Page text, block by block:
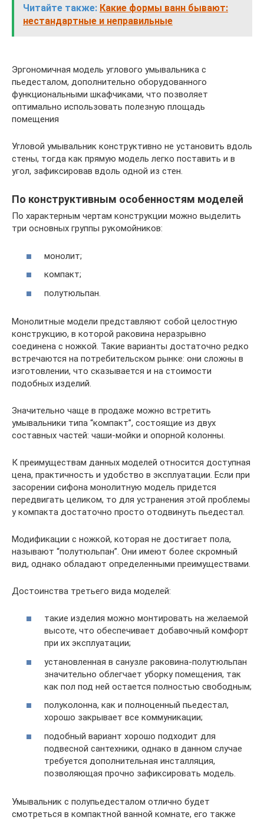
Читайте также: Какие формы ванн бывают:
нестандартные и неправильные
Эргономичная модель углового умывальника с
пьедесталом, дополнительно оборудованного
функциональными шкафчиками, что позволяет
оптимально использовать полезную площадь
помещения
Угловой умывальник конструктивно не установить вдоль
стены, тогда как прямую модель легко поставить и в
угол, зафиксировав вдоль одной из стен.
По конструктивным особенностям моделей
По характерным чертам конструкции можно выделить
три основных группы рукомойников:
монолит;
компакт;
полутюльпан.
Монолитные модели представляют собой целостную
конструкцию, в которой раковина неразрывно
соединена с ножкой. Такие варианты достаточно редко
встречаются на потребительском рынке: они сложны в
изготовлении, что сказывается и на стоимости
подобных изделий.
Значительно чаще в продаже можно встретить
умывальники типа “компакт”, состоящие из двух
составных частей: чаши-мойки и опорной колонны.
К преимуществам данных моделей относится доступная
цена, практичность и удобство в эксплуатации. Если при
засорении сифона монолитную модель придется
передвигать целиком, то для устранения этой проблемы
у компакта достаточно просто отодвинуть пьедестал.
Модификации с ножкой, которая не достигает пола,
называют “полутюльпан”. Они имеют более скромный
вид, однако обладают определенными преимуществами.
Достоинства третьего вида моделей:
такие изделия можно монтировать на желаемой
высоте, что обеспечивает добавочный комфорт
при их эксплуатации;
установленная в санузле раковина-полутюльпан
значительно облегчает уборку помещения, так
как пол под ней остается полностью свободным;
полуколонна, как и полноценный пьедестал,
хорошо закрывает все коммуникации;
подобный вариант хорошо подходит для
подвесной сантехники, однако в данном случае
требуется дополнительная инсталляция,
позволяющая прочно зафиксировать модель.
Умывальник с полупьедесталом отлично будет
смотреться в компактной ванной комнате, его также